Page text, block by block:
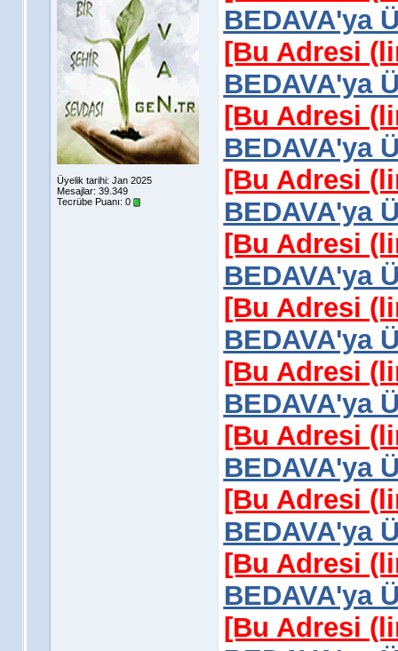
Üyelik tarihi: Jan 2025
Mesajlar: 39.349
Tecrübe Puanı: 0
BEDAVA'ya
[Bu Adresi
BEDAVA'ya
[Bu Adresi
BEDAVA'ya
[Bu Adresi
BEDAVA'ya
[Bu Adresi
BEDAVA'ya
[Bu Adresi
BEDAVA'ya
[Bu Adresi
BEDAVA'ya
[Bu Adresi
BEDAVA'ya
[Bu Adresi
BEDAVA'ya
[Bu Adresi
BEDAVA'ya
[Bu Adresi